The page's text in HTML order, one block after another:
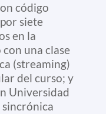
código
siete
en la
una clase
(streaming)
del curso; y
Universidad
sincrónica